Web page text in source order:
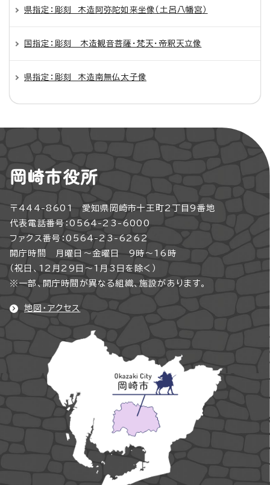
県指定：彫刻 木造阿弥陀如来坐像（土呂八幡宮）
国指定：彫刻 木造観音菩薩・梵天・帝釈天立像
県指定：彫刻 木造南無仏太子像
岡崎市役所
〒444-8601 愛知県岡崎市十王町2丁目9番地
代表電話番号：0564-23-6000
ファクス番号：0564-23-6262
開庁時間 月曜日～金曜日 9時～16時
（祝日、12月29日～1月3日を除く）
※一部、開庁時間が異なる組織、施設があります。
地図・アクセス